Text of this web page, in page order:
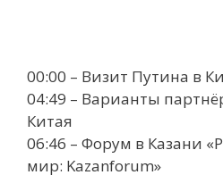
00:00 – Визит Путина в
04:49 – Варианты
Китая
06:46 – Форум в Казани
мир: Kazanforum»